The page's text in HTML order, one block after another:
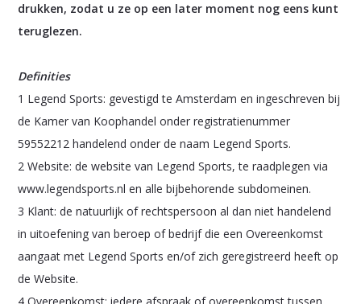
drukken, zodat u ze op een later moment nog eens kunt
teruglezen.
Definities
1 Legend Sports: gevestigd te Amsterdam en ingeschreven bij
de Kamer van Koophandel onder registratienummer
59552212 handelend onder de naam Legend Sports.
2 Website: de website van Legend Sports, te raadplegen via
www.legendsports.nl en alle bijbehorende subdomeinen.
3 Klant: de natuurlijk of rechtspersoon al dan niet handelend
in uitoefening van beroep of bedrijf die een Overeenkomst
aangaat met Legend Sports en/of zich geregistreerd heeft op
de Website.